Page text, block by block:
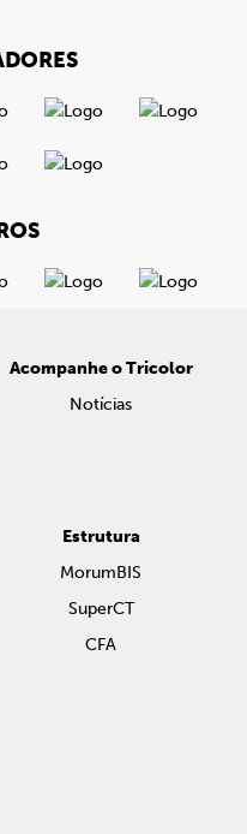
Acompanhe o Tricolor
Notícias
Estrutura
MorumBIS
SuperCT
CFA